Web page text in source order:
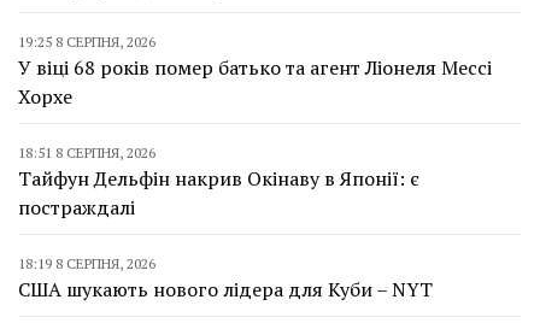
19:25 8 СЕРПНЯ, 2026
У віці 68 років помер батько та агент Ліонеля Мессі
Хорхе
18:51 8 СЕРПНЯ, 2026
Тайфун Дельфін накрив Окінаву в Японії: є
постраждалі
18:19 8 СЕРПНЯ, 2026
США шукають нового лідера для Куби – NYT